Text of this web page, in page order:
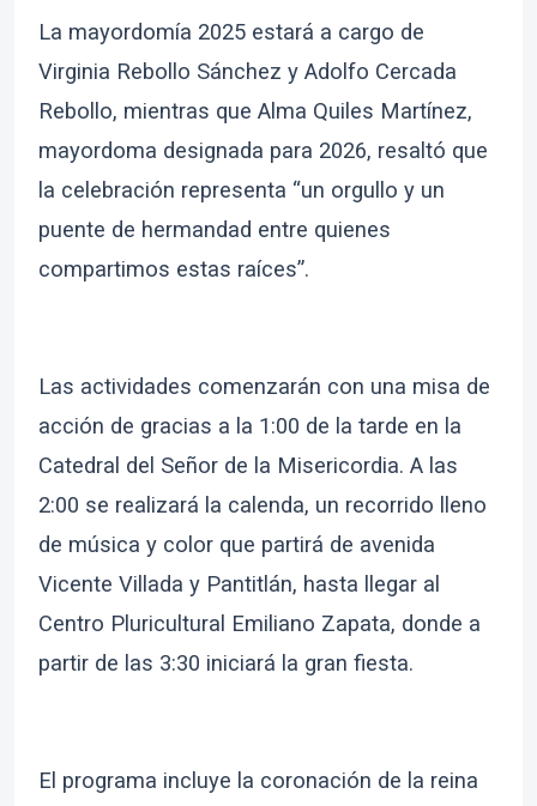
La mayordomía 2025 estará a cargo de
Virginia Rebollo Sánchez y Adolfo Cercada
Rebollo, mientras que Alma Quiles Martínez,
mayordoma designada para 2026, resaltó que
la celebración representa “un orgullo y un
puente de hermandad entre quienes
compartimos estas raíces”.
Las actividades comenzarán con una misa de
acción de gracias a la 1:00 de la tarde en la
Catedral del Señor de la Misericordia. A las
2:00 se realizará la calenda, un recorrido lleno
de música y color que partirá de avenida
Vicente Villada y Pantitlán, hasta llegar al
Centro Pluricultural Emiliano Zapata, donde a
partir de las 3:30 iniciará la gran fiesta.
El programa incluye la coronación de la reina